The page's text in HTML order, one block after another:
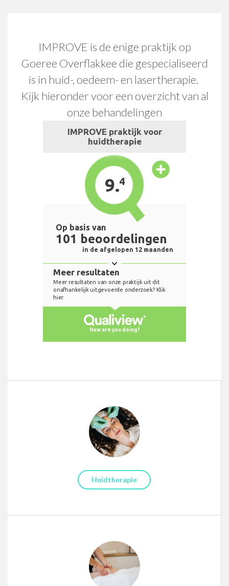
IMPROVE is de enige praktijk op
Goeree Overflakkee die gespecialiseerd
is in huid-, oedeem- en lasertherapie.
Kijk hieronder voor een overzicht van al
onze behandelingen
Huidtherapie